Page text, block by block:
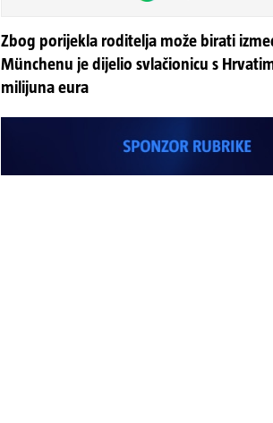
Zbog porijekla roditelja može birati
Münchenu je dijelio svlačionicu s
milijuna eura